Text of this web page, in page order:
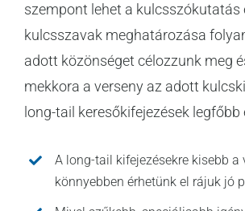
szempont lehet a kulcsszókutatás
kulcsszavak meghatározása
adott közönséget célozzunk meg
mekkora a verseny az adott
long-tail keresőkifejezések legfőbb
A long-tail kifejezésekre kisebb a
könnyebben érhetünk el rájuk jó